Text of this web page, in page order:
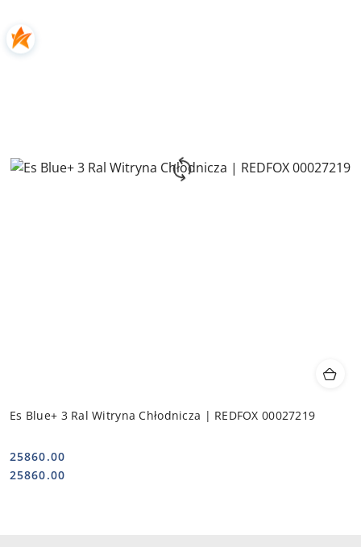
Es Blue+ 3 Ral Witryna Chłodnicza | REDFOX 00027219
Cena:
25860.00
Cena:
25860.00